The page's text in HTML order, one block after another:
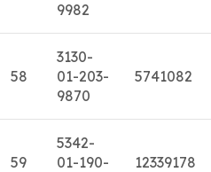
9982
58
3130-
01-203-
9870
5741082
59
5342-
01-190-
12339178